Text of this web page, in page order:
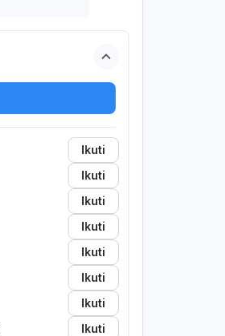
Ikuti
Ikuti
Ikuti
Ikuti
Ikuti
Ikuti
Ikuti
Ikuti